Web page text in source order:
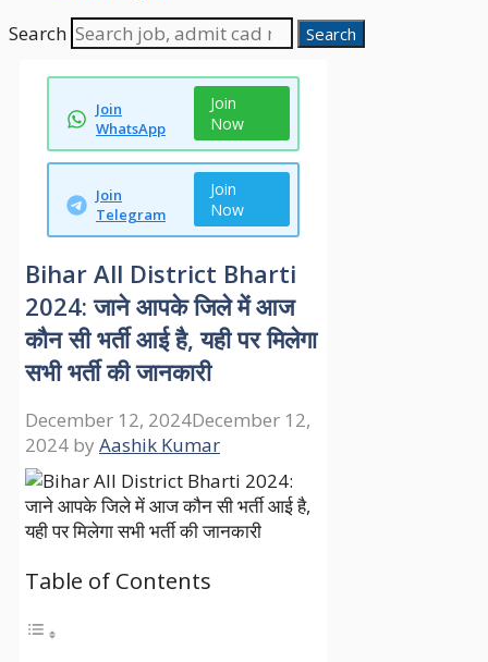
Search
Search
Join
WhatsApp
Join
Now
Join
Telegram
Join
Now
Bihar All District Bharti
2024: जाने आपके जिले में आज
कौन सी भर्ती आई है, यही पर मिलेगा
सभी भर्ती की जानकारी
December 12, 2024December 12,
2024 by Aashik Kumar
Table of Contents